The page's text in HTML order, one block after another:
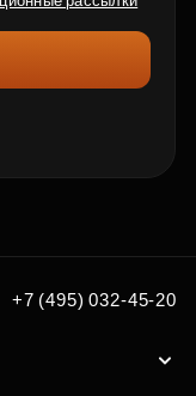
+7 (495) 032-45-20